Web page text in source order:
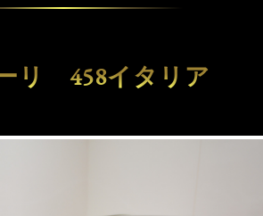
リ 458イタリア